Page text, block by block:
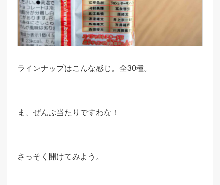
ラインナップはこんな感じ。全30種。
ま、ぜんぶ当たりですわな！
さっそく開けてみよう。